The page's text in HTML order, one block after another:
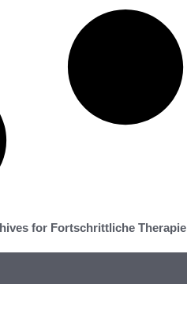
for Fortschrittliche Therapie